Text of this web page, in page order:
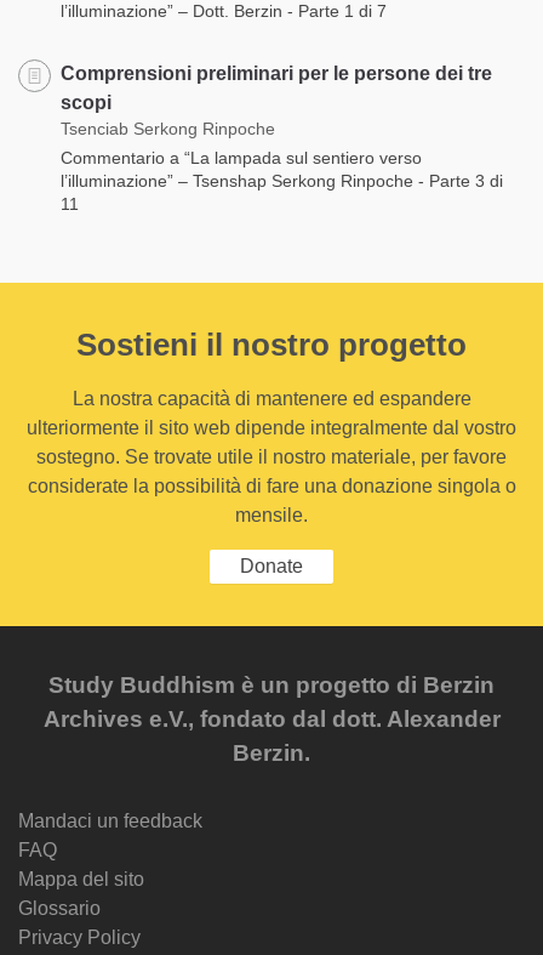
l’illuminazione” – Dott. Berzin - Parte 1 di 7
Comprensioni preliminari per le persone dei tre
scopi
Tsenciab Serkong Rinpoche
Commentario a “La lampada sul sentiero verso
l’illuminazione” – Tsenshap Serkong Rinpoche - Parte 3 di
11
Sostieni il nostro progetto
La nostra capacità di mantenere ed espandere
ulteriormente il sito web dipende integralmente dal vostro
sostegno. Se trovate utile il nostro materiale, per favore
considerate la possibilità di fare una donazione singola o
mensile.
Donate
Study Buddhism è un progetto di Berzin
Archives e.V., fondato dal dott. Alexander
Berzin.
Mandaci un feedback
FAQ
Mappa del sito
Glossario
Privacy Policy